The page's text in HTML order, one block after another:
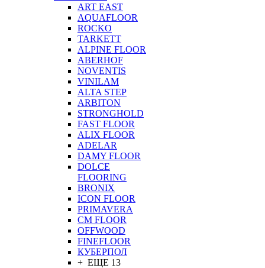
ART EAST
AQUAFLOOR
ROCKO
TARKETT
ALPINE FLOOR
ABERHOF
NOVENTIS
VINILAM
ALTA STEP
ARBITON
STRONGHOLD
FAST FLOOR
ALIX FLOOR
ADELAR
DAMY FLOOR
DOLCE
FLOORING
BRONIX
ICON FLOOR
PRIMAVERA
CM FLOOR
OFFWOOD
FINEFLOOR
КУБЕРПОЛ
+ ЕЩЕ 13